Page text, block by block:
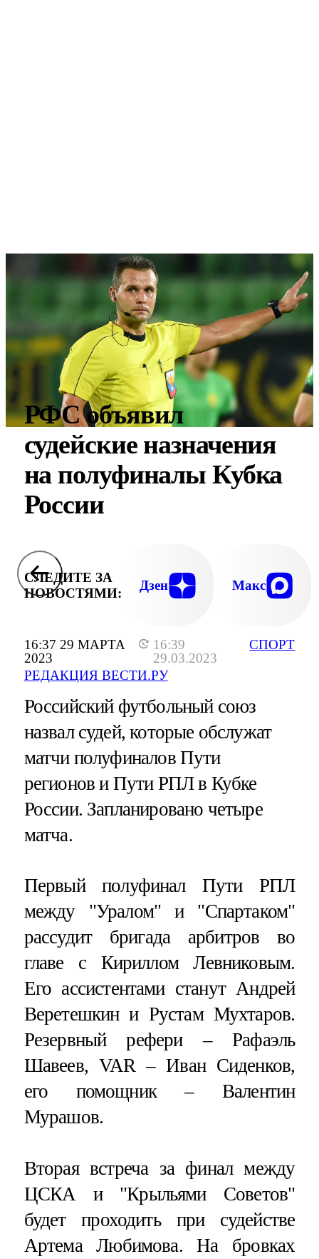
16:37 29 МАРТА
2023
16:39
29.03.2023
РЕДАКЦИЯ ВЕСТИ.РУ
СПОРТ
РФС объявил
судейские назначения
на полуфиналы Кубка
России
СЛЕДИТЕ ЗА
НОВОСТЯМИ:
Дзен Макс
Российский футбольный союз
назвал судей, которые обслужат
матчи полуфиналов Пути
регионов и Пути РПЛ в Кубке
России. Запланировано четыре
матча.
Первый полуфинал Пути РПЛ
между "Уралом" и "Спартаком"
рассудит бригада арбитров во
главе с Кириллом Левниковым.
Его ассистентами станут Андрей
Веретешкин и Рустам Мухтаров.
Резервный рефери – Рафаэль
Шавеев, VAR – Иван Сиденков,
его помощник – Валентин
Мурашов.
Вторая встреча за финал между
ЦСКА и "Крыльями Советов"
будет проходить при судействе
Артема Любимова. На бровках